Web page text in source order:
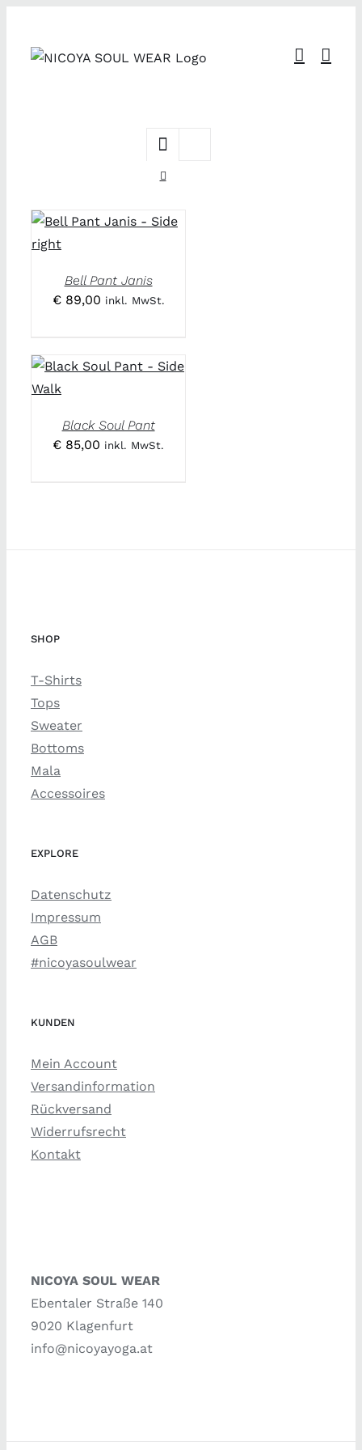
springen
Bell Pant Janis
€89,00 inkl. MwSt.
Black Soul Pant
€ 85,00 inkl. MwSt.
SHOP
T-Shirts
Tops
Sweater
Bottoms
Mala
Accessoires
EXPLORE
Datenschutz
Impressum
AGB
#nicoyasoulwear
KUNDEN
Mein Account
Versandinformation
Rückversand
Widerrufsrecht
Kontakt
NICOYA SOUL WEAR
Ebentaler Straße 140
9020 Klagenfurt
info@nicoyayoga.at